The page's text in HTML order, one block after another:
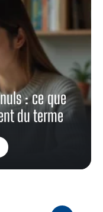
: ce que
du terme